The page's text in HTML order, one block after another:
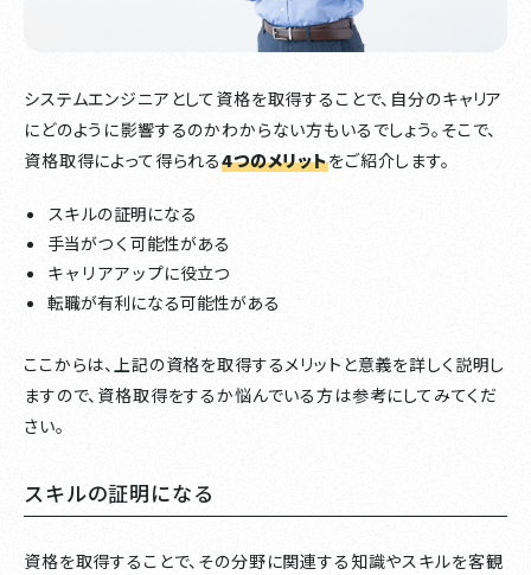
システムエンジニアとして資格を取得することで、自分のキャリア
にどのように影響するのかわからない方もいるでしょう。そこで、
資格取得によって得られる4つのメリットをご紹介します。
スキルの証明になる
手当がつく可能性がある
キャリアアップに役立つ
転職が有利になる可能性がある
ここからは、上記の資格を取得するメリットと意義を詳しく説明し
ますので、資格取得をするか悩んでいる方は参考にしてみてくだ
さい。
スキルの証明になる
資格を取得することで、その分野に関連する知識やスキルを客観